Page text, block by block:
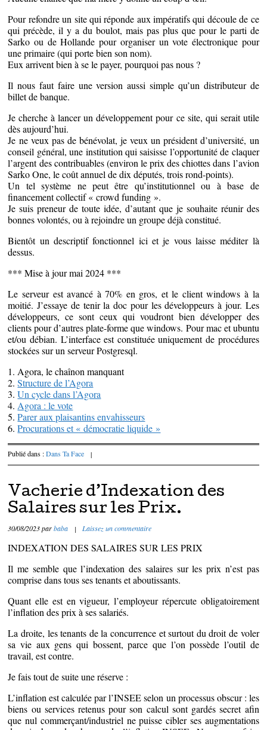
Pour refondre un site qui réponde aux impératifs qui découle de ce
qui précède, il y a du boulot, mais pas plus que pour le parti de
Sarko ou de Hollande pour organiser un vote électronique pour
une primaire (qui porte bien son nom).
Eux arrivent bien à se le payer, pourquoi pas nous ?
Il nous faut faire une version aussi simple qu’un distributeur de
billet de banque.
Je cherche à lancer un développement pour ce site, qui serait utile
dès aujourd’hui.
Je ne veux pas de bénévolat, je veux un président d’université, un
conseil général, une institution qui saisisse l’opportunité de claquer
l’argent des contribuables (environ le prix des chiottes dans l’avion
Sarko One, le coût annuel de dix députés, trois rond-points).
Un tel système ne peut être qu’institutionnel ou à base de
financement collectif « crowd funding ».
Je suis preneur de toute idée, d’autant que je souhaite réunir des
bonnes volontés, ou à rejoindre un groupe déjà constitué.
Bientôt un descriptif fonctionnel ici et je vous laisse méditer là
dessus.
*** Mise à jour mai 2024 ***
Le serveur est avancé à 70% en gros, et le client windows à la
moitié. J’essaye de tenir la doc pour les développeurs à jour. Les
développeurs, ce sont ceux qui voudront bien développer des
clients pour d’autres plate-forme que windows. Pour mac et ubuntu
et/ou débian. L’interface est constituée uniquement de procédures
stockées sur un serveur Postgresql.
1. Agora, le chaînon manquant
2.Structure de l’Agora
3.Un cycle dans l’Agora
4. Agora : le vote
5.Parer aux plaisantins envahisseurs
6.Procurations et « démocratie liquide »
Publié dans :Dans Ta Face |
Vacherie d’Indexation des
Salaires sur les Prix.
30/08/2023parbaba | Laissez un commentaire
INDEXATION DES SALAIRES SUR LES PRIX
Il me semble que l’indexation des salaires sur les prix n’est pas
comprise dans tous ses tenants et aboutissants.
Quant elle est en vigueur, l’employeur répercute obligatoirement
l’inflation des prix à ses salariés.
Ladroite, les tenants de la concurrence et surtout du droit de voler
sa vie aux gens qui bossent, parce que l’on possède l’outil de
travail, est contre.
Je fais tout de suite une réserve :
L’inflation est calculée par l’INSEE selon un processus obscur : les
biens ou services retenus pour son calcul sont gardés secret afin
que nul commerçant/industriel ne puisse cibler ses augmentations